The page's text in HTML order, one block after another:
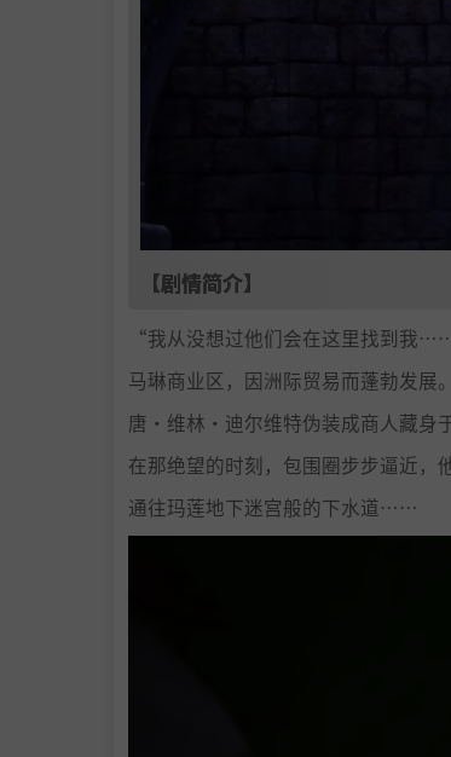
【剧情简介】
“我从没想过他们会在这里找到我
马琳商业区，因洲际贸易而蓬勃发展。
唐·维林·迪尔维特伪装成商人藏身
在那绝望的时刻，包围圈步步逼近，
通往玛莲地下迷宫般的下水道……